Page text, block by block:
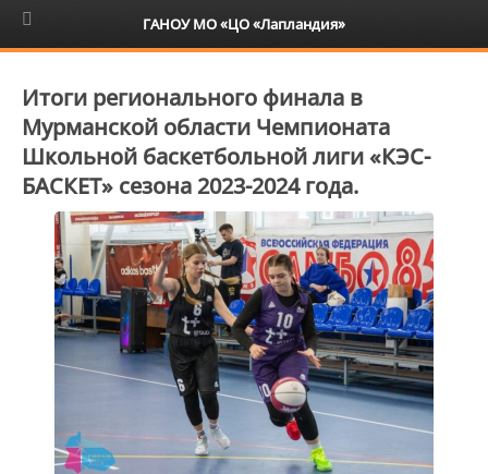
6+
Итоги регионального финала в
Мурманской области Чемпионата
Школьной баскетбольной лиги «КЭС-
БАСКЕТ» сезона 2023-2024 года.
ГАНОУ МО «ЦО «Лапландия»